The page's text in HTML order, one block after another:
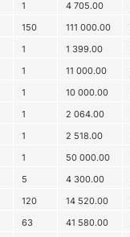
1 4 705.00
150 111 000.00
1 1 399.00
1 11 000.00
1 10 000.00
1 2 064.00
1 2 518.00
1 50 000.00
5 4 300.00
120 14 520.00
63 41 580.00